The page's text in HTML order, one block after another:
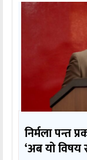
निर्मला पन्त
‘अब यो